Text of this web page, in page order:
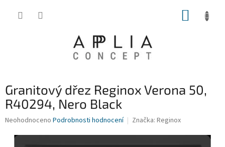
Granitový dřez Reginox Verona 50,
R40294, Nero Black
Průměrné
produktu
Neohodnoceno Podrobnosti hodnocení Značka: Reginox